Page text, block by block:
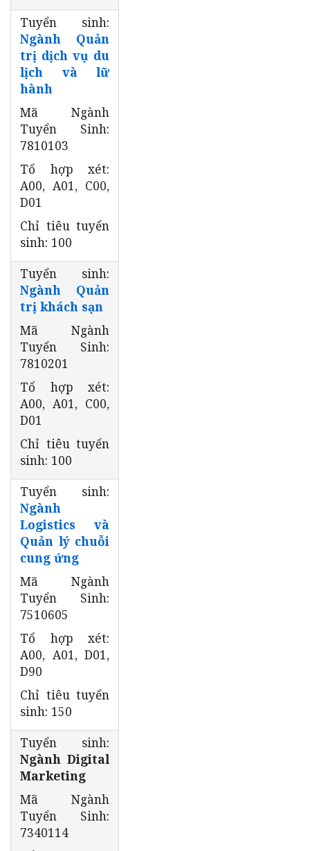
Tuyển sinh:
Ngành Quản
trị dịch vụ du
lịch và lữ
hành
Mã Ngành
Tuyển Sinh:
7810103
Tổ hợp xét:
A00, A01, C00,
D01
Chỉ tiêu tuyển
sinh: 100
Tuyển sinh:
Ngành Quản
trị khách sạn
Mã Ngành
Tuyển Sinh:
7810201
Tổ hợp xét:
A00, A01, C00,
D01
Chỉ tiêu tuyển
sinh: 100
Tuyển sinh:
Ngành
Logistics và
Quản lý chuỗi
cung ứng
Mã Ngành
Tuyển Sinh:
7510605
Tổ hợp xét:
A00, A01, D01,
D90
Chỉ tiêu tuyển
sinh: 150
Tuyển sinh:
Ngành Digital
Marketing
Mã Ngành
Tuyển Sinh:
7340114